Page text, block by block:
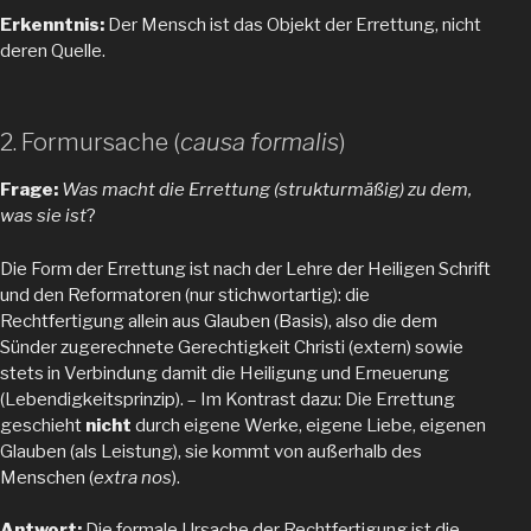
Erkenntnis: Der Mensch ist das Objekt der Errettung, nicht
deren Quelle.
2. Formursache (causa formalis)
Frage: Was macht die Errettung (strukturmäßig) zu dem,
was sie ist?
Die Form der Errettung ist nach der Lehre der Heiligen Schrift
und den Reformatoren (nur stichwortartig): die
Rechtfertigung allein aus Glauben (Basis), also die dem
Sünder zugerechnete Gerechtigkeit Christi (extern) sowie
stets in Verbindung damit die Heiligung und Erneuerung
(Lebendigkeitsprinzip). – Im Kontrast dazu: Die Errettung
geschieht nicht durch eigene Werke, eigene Liebe, eigenen
Glauben (als Leistung), sie kommt von außerhalb des
Menschen (extra nos).